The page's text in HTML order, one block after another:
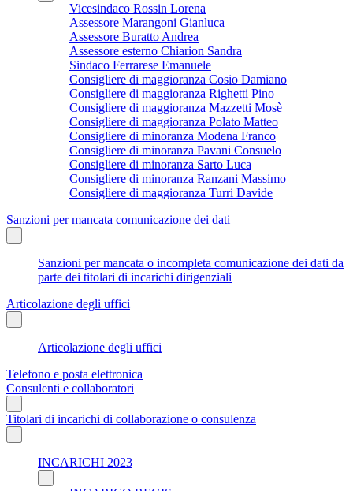
Vicesindaco Rossin Lorena
Assessore Marangoni Gianluca
Assessore Buratto Andrea
Assessore esterno Chiarion Sandra
Sindaco Ferrarese Emanuele
Consigliere di maggioranza Cosio Damiano
Consigliere di maggioranza Righetti Pino
Consigliere di maggioranza Mazzetti Mosè
Consigliere di maggioranza Polato Matteo
Consigliere di minoranza Modena Franco
Consigliere di minoranza Pavani Consuelo
Consigliere di minoranza Sarto Luca
Consigliere di minoranza Ranzani Massimo
Consigliere di maggioranza Turri Davide
Sanzioni per mancata comunicazione dei dati
Sanzioni per mancata o incompleta comunicazione dei dati da
parte dei titolari di incarichi dirigenziali
Articolazione degli uffici
Articolazione degli uffici
Telefono e posta elettronica
Consulenti e collaboratori
Titolari di incarichi di collaborazione o consulenza
INCARICHI 2023